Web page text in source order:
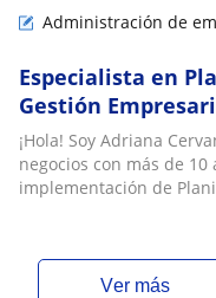
Administración de
Especialista en
Gestión
¡Hola! Soy Adriana
negocios con más de
implementación de
ver más